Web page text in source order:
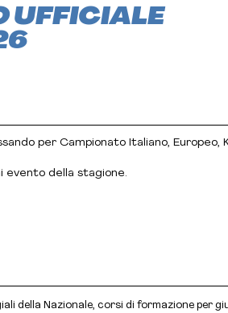
UFFICIALE
per Campionato Italiano, Europeo,
evento della stagione.
della Nazionale, corsi di formazione per